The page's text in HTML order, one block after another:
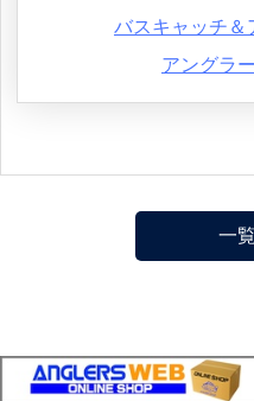
バスキャッチ＆
アングラ
一